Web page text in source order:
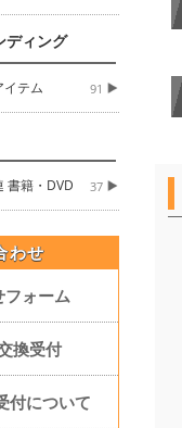
ディング
イテム 91
書籍・DVD 37
わせ
フォーム
換受付
付について